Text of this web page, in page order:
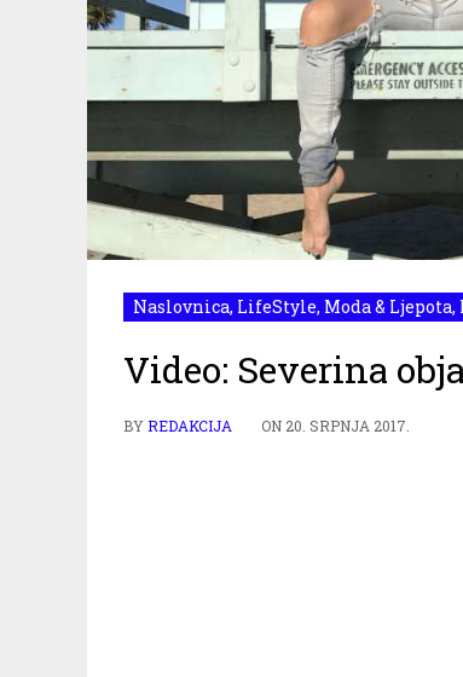
Naslovnica, LifeStyle, Moda & Ljepota,
Video: Severina
BYREDAKCIJA ON20. SRPNJA 2017.